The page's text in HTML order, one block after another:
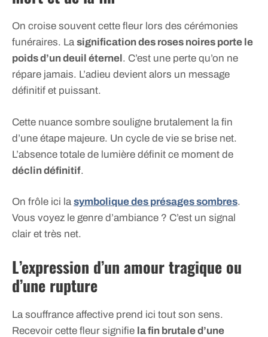
On croise souvent cette fleur lors des cérémonies
funéraires. Lasignification des roses noires porte le
poids d’un deuil éternel. C’est une perte qu’on ne
répare jamais. L’adieu devient alors un message
définitif et puissant.
Cette nuance sombre souligne brutalement la fin
d’une étape majeure. Un cycle de vie se brise net.
L’absence totale de lumière définit ce moment de
déclin définitif.
On frôle ici lasymbolique des présages sombres.
Vous voyez le genre d’ambiance ? C’est un signal
clair et très net.
L’expression d’un amour tragique ou
d’une rupture
La souffrance affective prend ici tout son sens.
Recevoir cette fleur signifie la fin brutale d’une